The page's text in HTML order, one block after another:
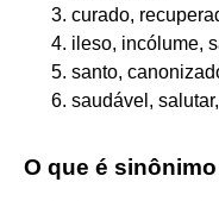
curado,
ileso, incólume,
santo,
saudável,
O que é